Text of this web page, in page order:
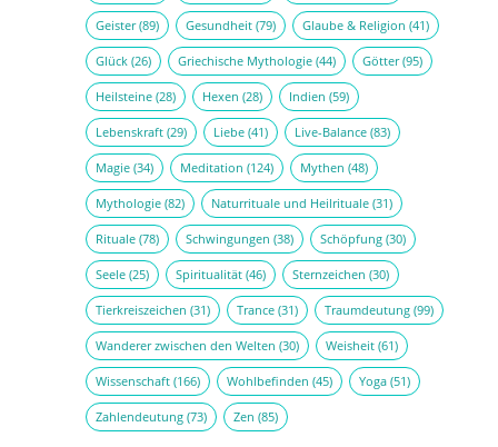
Geister(89) Gesundheit(79) Glaube & Religion (41)
Glück(26) Griechische Mythologie(44) Götter(95)
Heilsteine(28) Hexen (28) Indien (59)
Lebenskraft(29) Liebe(41) Live-Balance(83)
Magie(34) Meditation (124) Mythen (48)
Mythologie(82) Naturrituale und Heilrituale(31)
Rituale(78) Schwingungen (38) Schöpfung(30)
Seele(25) Spiritualität(46) Sternzeichen (30)
Tierkreiszeichen (31) Trance(31) Traumdeutung(99)
Wanderer zwischen den Welten (30) Weisheit(61)
Wissenschaft(166) Wohlbefinden (45) Yoga(51)
Zahlendeutung(73) Zen (85)